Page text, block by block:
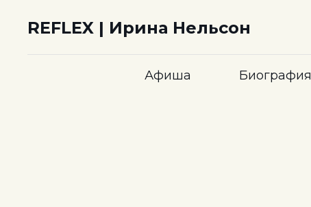
REFLEX | Ирина Нельсон
Афиша Биография